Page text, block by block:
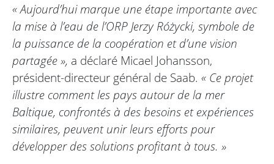
« Aujourd’hui marque une étape importante avec
la mise à l’eau de l’ORP Jerzy Różycki, symbole de
la puissance de la coopération et d’une vision
partagée », a déclaré Micael Johansson,
président-directeur général de Saab. « Ce projet
illustre comment les pays autour de la mer
Baltique, confrontés à des besoins et expériences
similaires, peuvent unir leurs efforts pour
développer des solutions profitant à tous. »